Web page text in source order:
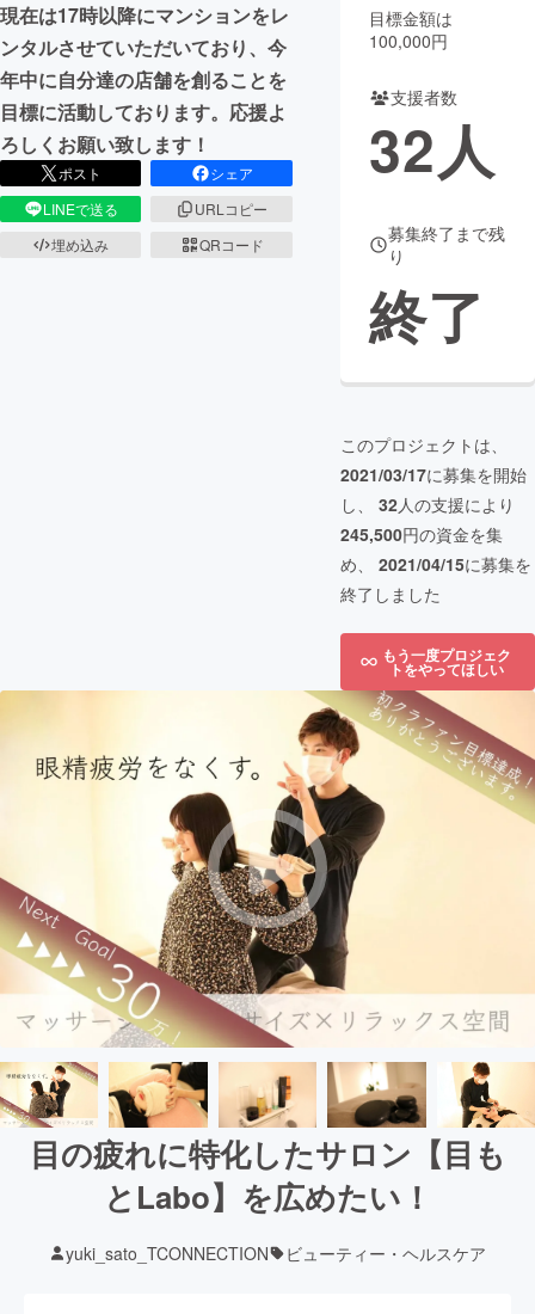
CAMPFIRE for Social Good
CAMPFIRE Creation
CAMPFIREふるさと納税machi-ya コミュニティ
現在は17時以降にマンションをレ
ンタルさせていただいており、今
年中に自分達の店舗を創ることを
目標に活動しております。応援よ
ろしくお願い致します！
ポスト
シェア
LINEで送る
URLコピー
埋め込み
QRコード
目標金額は
100,000円
支援者数
32人
募集終了まで残
り
終了
このプロジェクトは、
2021/03/17に募集を開始
し、 32人の支援により
245,500円の資金を集
め、 2021/04/15に募集を
終了しました
もう一度プロジェク
トをやってほしい
目の疲れに特化したサロン【目も
とLabo】を広めたい！
yuki_sato_TCONNECTION ビューティー・ヘルスケア